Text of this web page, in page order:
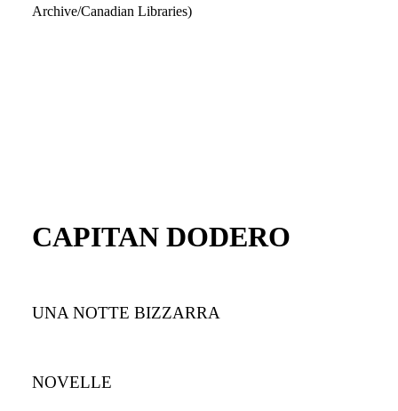
Archive/Canadian Libraries)
CAPITAN DODERO
UNA NOTTE BIZZARRA
NOVELLE